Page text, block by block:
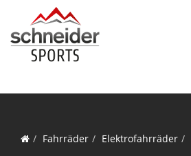
Fahrräder Elektrofahrräder